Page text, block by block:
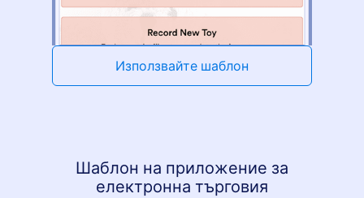
Използвайте шаблон
Шаблон на приложение за
електронна търговия